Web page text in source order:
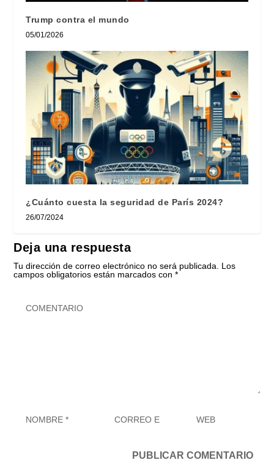
Trump contra el mundo
05/01/2026
¿Cuánto cuesta la seguridad de París 2024?
26/07/2024
Deja una respuesta
Tu dirección de correo electrónico no será publicada. Los
campos obligatorios están marcados con*